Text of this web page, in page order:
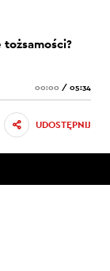
tożsamości?
00:00 / 05:34
UDOSTĘPNIJ